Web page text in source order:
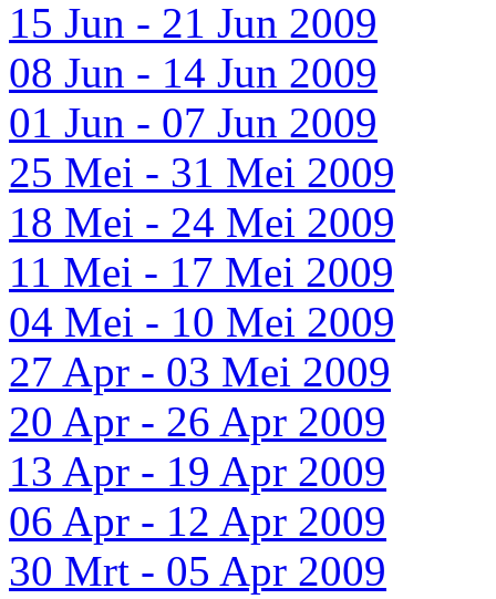
15 Jun - 21 Jun 2009
08 Jun - 14 Jun 2009
01 Jun - 07 Jun 2009
25 Mei - 31 Mei 2009
18 Mei - 24 Mei 2009
11 Mei - 17 Mei 2009
04 Mei - 10 Mei 2009
27 Apr - 03 Mei 2009
20 Apr - 26 Apr 2009
13 Apr - 19 Apr 2009
06 Apr - 12 Apr 2009
30 Mrt - 05 Apr 2009